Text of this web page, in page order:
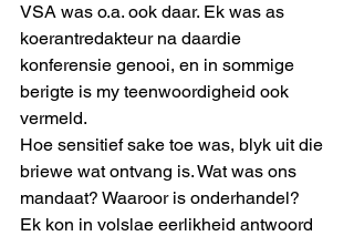
VSA was o.a. ook daar. Ek was as
koerantredakteur na daardie
konferensie genooi, en in sommige
berigte is my teenwoordigheid ook
vermeld.
Hoe sensitief sake toe was, blyk uit die
briewe wat ontvang is. Wat was ons
mandaat? Waaroor is onderhandel?
Ek kon in volslae eerlikheid antwoord